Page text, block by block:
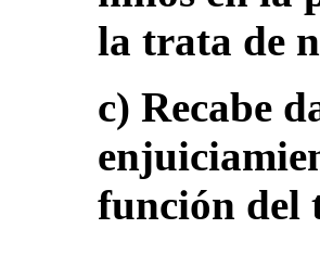
la trata de
c) Recabe
función del